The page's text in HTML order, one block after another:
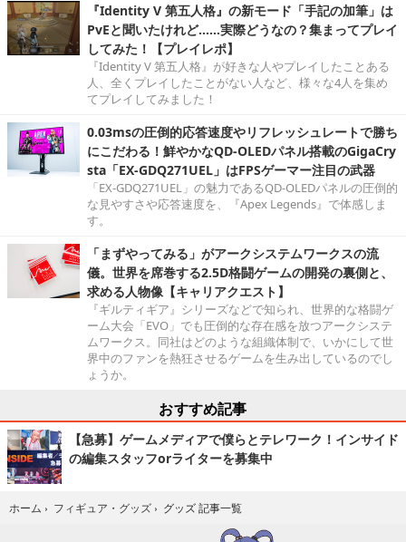
『Identity V 第五人格』の新モード「手記の加筆」は
PvEと聞いたけれど……実際どうなの？集まってプレイ
してみた！【プレイレポ】
『Identity V 第五人格』が好きな人やプレイしたことある
人、全くプレイしたことがない人など、様々な4人を集め
てプレイしてみました！
0.03msの圧倒的応答速度やリフレッシュレートで勝ち
にこだわる！鮮やかなQD-OLEDパネル搭載のGigaCry
sta「EX-GDQ271UEL」はFPSゲーマー注目の武器
「EX-GDQ271UEL」の魅力であるQD-OLEDパネルの圧倒的
な見やすさや応答速度を、『Apex Legends』で体感しま
す。
「まずやってみる」がアークシステムワークスの流
儀。世界を席巻する2.5D格闘ゲームの開発の裏側と、
求める人物像【キャリアクエスト】
『ギルティギア』シリーズなどで知られ、世界的な格闘ゲ
ーム大会「EVO」でも圧倒的な存在感を放つアークシステ
ムワークス。同社はどのような組織体制で、いかにして世
界中のファンを熱狂させるゲームを生み出しているのでし
ょうか。
おすすめ記事
【急募】ゲームメディアで僕らとテレワーク！インサイド
の編集スタッフorライターを募集中
ホーム › フィギュア・グッズ › グッズ 記事一覧